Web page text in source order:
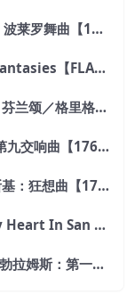
Charles Munch – 明希／拉威尔：波莱罗舞曲【176.4kHz／24bit】
Alexander Gadjiev – Literary Fantasies【FLAC 192】
Leonard Bernstein – 西贝柳斯：芬兰颂／格里格：培尔·金特组曲【44.1kHz／24bit】
Fritz Reiner – 莱纳／德沃夏克：第九交响曲【176.4kHz／24bit】
Leopold Stokowski – 史托考夫斯基：狂想曲【176.4kHz／24bit】
Massimo Farao’ Trio – I Left My Heart In San Francisco (2.8MHz DSD)【2.8MHz／1bit】
Arthur Rubinstein – 鲁宾斯坦／勃拉姆斯：第一钢琴协奏曲【176.4kHz／24bit】